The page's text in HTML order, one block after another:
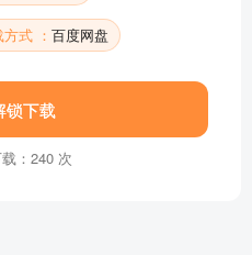
式 ： 百度网盘
锁下载
：240 次